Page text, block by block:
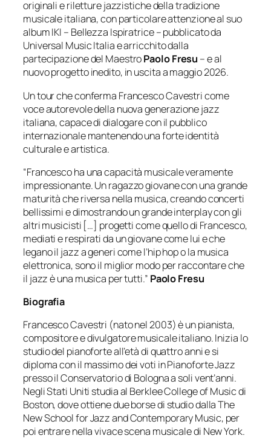
originali e riletture jazzistiche della tradizione
musicale italiana, con particolare attenzione al suo
album IKI – Bellezza Ispiratrice – pubblicato da
Universal Music Italia e arricchito dalla
partecipazione del MaestroPaolo Fresu – e al
nuovo progetto inedito, in uscita a maggio 2026.
Un tour che conferma Francesco Cavestri come
voce autorevole della nuova generazione jazz
italiana, capace di dialogare con il pubblico
internazionale mantenendo una forte identità
culturale e artistica.
“Francesco ha una capacità musicale veramente
impressionante. Un ragazzo giovane con una grande
maturità che riversa nella musica, creando concerti
bellissimi e dimostrando un grande interplay con gli
altri musicisti […] progetti come quello di Francesco,
mediati e respirati da un giovane come lui e che
legano il jazz a generi come l’hip hop o la musica
elettronica, sono il miglior modo per raccontare che
il jazz è una musica per tutti.” Paolo Fresu
Biografia
Francesco Cavestri (nato nel 2003) è un pianista,
compositore e divulgatore musicale italiano. Inizia lo
studio del pianoforte all’età di quattro anni e si
diploma con il massimo dei voti in Pianoforte Jazz
presso il Conservatorio di Bologna a soli vent’anni.
Negli Stati Uniti studia al Berklee College of Music di
Boston, dove ottiene due borse di studio dalla The
New School for Jazz and Contemporary Music, per
poi entrare nella vivace scena musicale di New York.